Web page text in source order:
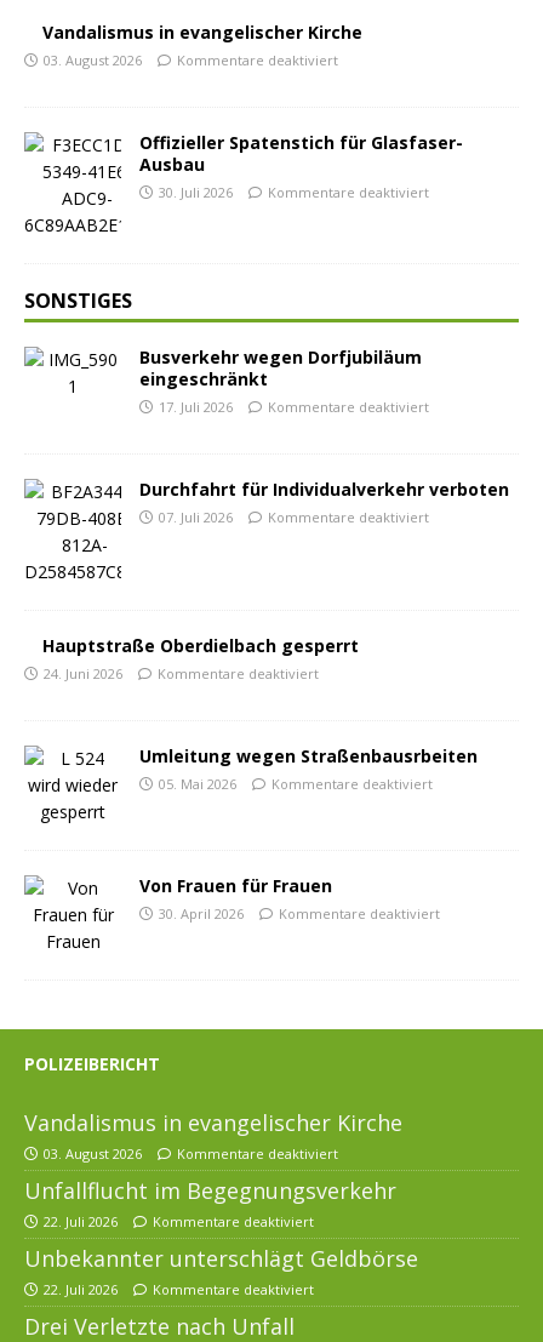
Vandalismus in evangelischer Kirche
03. August 2026 Kommentare deaktiviert
Offizieller Spatenstich für Glasfaser-
Ausbau
30. Juli 2026 Kommentare deaktiviert
SONSTIGES
Busverkehr wegen Dorfjubiläum
eingeschränkt
17. Juli 2026 Kommentare deaktiviert
Durchfahrt für Individualverkehr verboten
07. Juli 2026 Kommentare deaktiviert
Hauptstraße Oberdielbach gesperrt
24. Juni 2026 Kommentare deaktiviert
Umleitung wegen Straßenbausrbeiten
05. Mai 2026 Kommentare deaktiviert
Von Frauen für Frauen
30. April 2026 Kommentare deaktiviert
POLIZEIBERICHT
Vandalismus in evangelischer Kirche
03. August 2026 Kommentare deaktiviert
Unfallflucht im Begegnungsverkehr
22. Juli 2026 Kommentare deaktiviert
Unbekannter unterschlägt Geldbörse
22. Juli 2026 Kommentare deaktiviert
Drei Verletzte nach Unfall